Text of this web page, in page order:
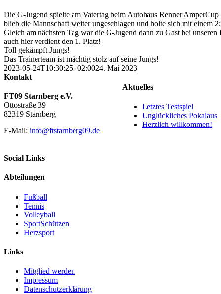
Die G-Jugend spielte am Vatertag beim Autohaus Renner
blieb die Mannschaft weiter ungeschlagen und holte sich mit einem
Gleich am nächsten Tag war die G-Jugend dann zu Gast bei
auch hier verdient den 1. Platz!
Toll gekämpft Jungs!
Das Trainerteam ist mächtig stolz auf seine Jungs!
2023-05-24T10:30:25+02:0024. Mai 2023|
Aktuelles
Letztes Testspiel
Unglückliches Pokalaus
Herzlich willkommen!
Kontakt
FT09 Starnberg e.V.
Ottostraße 39
82319 Starnberg
E-Mail: info@ftstarnberg09.de
Social Links
Abteilungen
Fußball
Tennis
Volleyball
SportSchützen
Herzsport
Links
Mitglied werden
Impressum
Datenschutzerklärung